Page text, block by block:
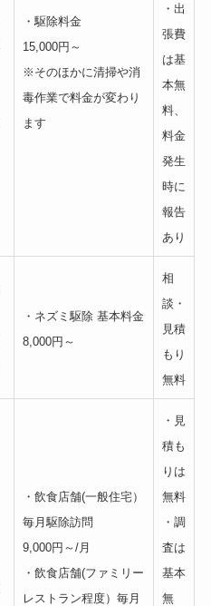
・駆除料金
15,000円～
※そのほかに清掃や消
毒作業で料金が変わり
ます
・出
張費
は基
本無
料、
料金
発生
時に
報告
あり
・ネズミ駆除 基本料金
8,000円～
相
談・
見積
もり
無料
・飲食店舗(一般住宅）
毎月駆除訪問
9,000円～/月
・飲食店舗(ファミリー
レストラン程度）毎月
・見
積も
りは
無料
・調
査は
基本
無